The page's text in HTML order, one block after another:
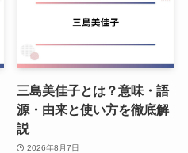
三島美佳子とは？意味・語
源・由来と使い方を徹底解
説
2026年8月7日